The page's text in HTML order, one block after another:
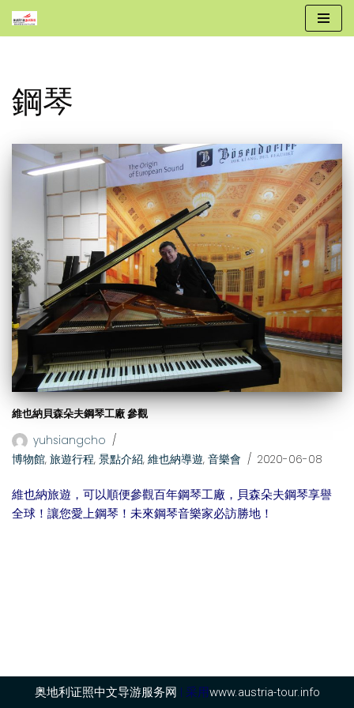
文
鋼琴
維也納貝森朵夫鋼琴工廠 參觀
yuhsiangcho
博物館, 旅遊行程, 景點介紹, 維也納導遊, 音樂會 2020-06-08
維也納旅遊，可以順便參觀百年鋼琴工廠，貝森朵夫鋼琴享譽
全球！讓您愛上鋼琴！未來鋼琴音樂家必訪勝地！
奥地利证照中文导游服务网 | 采用www.austria-tour.info